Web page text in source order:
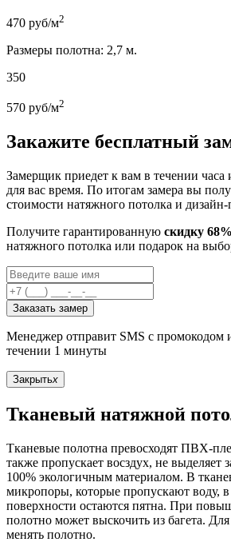
470 руб/м2
Размеры полотна: 2,7 м.
350
570 руб/м2
Закажите бесплатный
Замерщик приедет к вам в течении часа
для вас время. По итогам замера вы
стоимости натяжного потолка и дизайн-
Получите гарантированную скидку 68%
натяжного потолка или подарок на
Заказать замер
Менеджер отправит SMS с промокодом
течении 1 минуты
Закрытьx
Тканевый натяжной
Тканевые полотна превосходят ПВХ-
также пропускает восздух, не выделяет
100% экологичным материалом. В
микропоры, которые пропускают воду, в
поверхности остаются пятна. При
полотно может выскочить из багета.
менять полотно.